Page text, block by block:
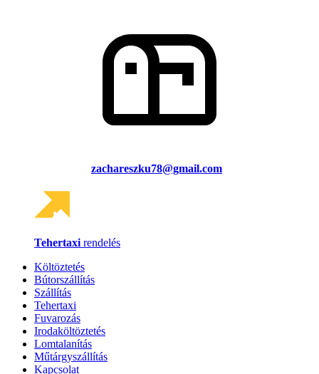
zachareszku78@gmail.com
Tehertaxi rendelés
Költöztetés
Bútorszállítás
Szállítás
Tehertaxi
Fuvarozás
Irodaköltöztetés
Lomtalanítás
Műtárgyszállítás
Kapcsolat